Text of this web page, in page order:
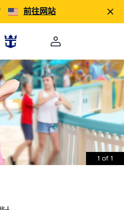
前往网站
1 of 1